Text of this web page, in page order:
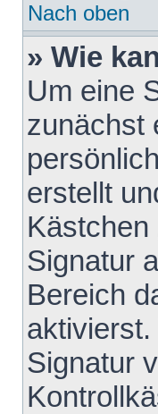
Nach oben
» Wie
Um eine
zunächst
erstellt
Kästchen
Signatur
Bereich
Signatur